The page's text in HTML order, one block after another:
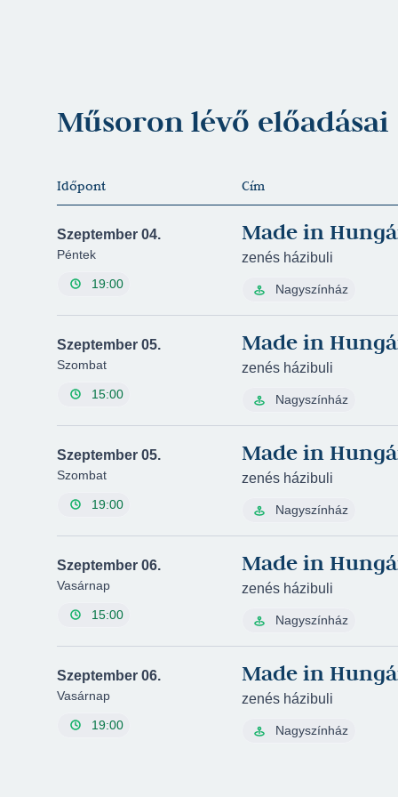
Műsoron lévő előadásai
Időpont Cím
Szeptember 04.
Péntek
19:00
Made in
zenés házibuli
Nagyszínház
Szeptember 05.
Szombat
15:00
Made in
zenés házibuli
Nagyszínház
Szeptember 05.
Szombat
19:00
Made in
zenés házibuli
Nagyszínház
Szeptember 06.
Vasárnap
15:00
Made in
zenés házibuli
Nagyszínház
Szeptember 06.
Vasárnap
19:00
Made in
zenés házibuli
Nagyszínház